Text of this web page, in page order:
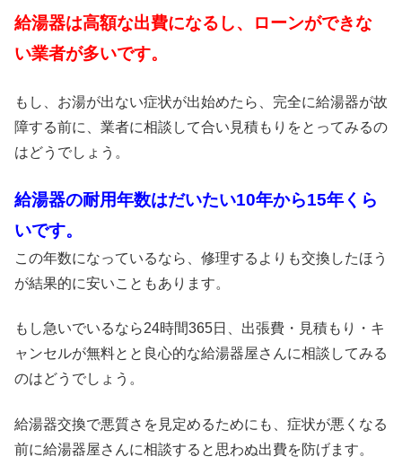
給湯器は高額な出費になるし、ローンができな
い業者が多いです。
もし、お湯が出ない症状が出始めたら、完全に給湯器が故
障する前に、業者に相談して合い見積もりをとってみるの
はどうでしょう。
給湯器の耐用年数はだいたい10年から15年くら
いです。
この年数になっているなら、修理するよりも交換したほう
が結果的に安いこともあります。
もし急いでいるなら24時間365日、出張費・見積もり・キ
ャンセルが無料とと良心的な給湯器屋さんに相談してみる
のはどうでしょう。
給湯器交換で悪質さを見定めるためにも、症状が悪くなる
前に給湯器屋さんに相談すると思わぬ出費を防げます。